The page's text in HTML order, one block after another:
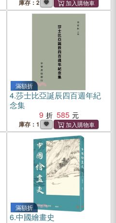
庫存：2
滿額折
4.莎士比亞誕辰四百週年紀
念集
9
585
庫存：1
滿額折
6.中國繪畫史